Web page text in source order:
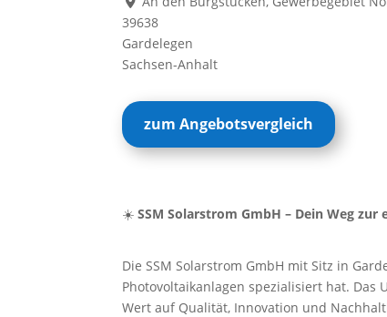
39638
Gardelegen
Sachsen-Anhalt
zum Angebotsvergleich
☀️SSM Solarstrom GmbH – Dein Weg zur
Die SSM Solarstrom GmbH mit Sitz in
Photovoltaikanlagen spezialisiert hat.
Wert auf Qualität, Innovation und